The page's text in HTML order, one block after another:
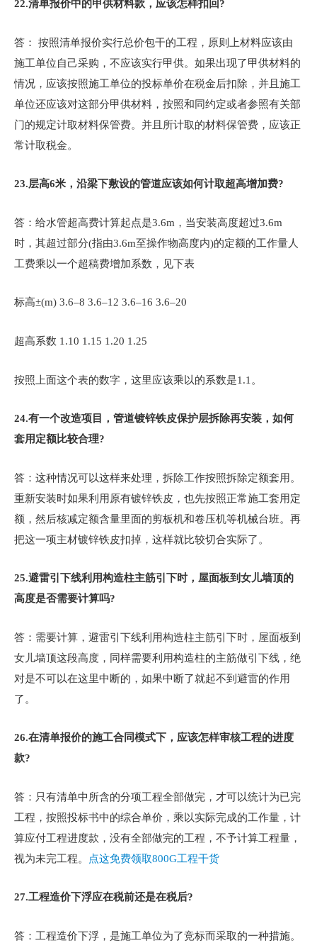
22.清单报价中的甲供材料款，应该怎样扣回?
答： 按照清单报价实行总价包干的工程，原则上材料应该由
施工单位自己采购，不应该实行甲供。如果出现了甲供材料的
情况，应该按照施工单位的投标单价在税金后扣除，并且施工
单位还应该对这部分甲供材料，按照和同约定或者参照有关部
门的规定计取材料保管费。并且所计取的材料保管费，应该正
常计取税金。
23.层高6米，沿梁下敷设的管道应该如何计取超高增加费?
答：给水管超高费计算起点是3.6m，当安装高度超过3.6m
时，其超过部分(指由3.6m至操作物高度内)的定额的工作量人
工费乘以一个超稿费增加系数，见下表
标高±(m) 3.6–8 3.6–12 3.6–16 3.6–20
超高系数 1.10 1.15 1.20 1.25
按照上面这个表的数字，这里应该乘以的系数是1.1。
24.有一个改造项目，管道镀锌铁皮保护层拆除再安装，如何
套用定额比较合理?
答：这种情况可以这样来处理，拆除工作按照拆除定额套用。
重新安装时如果利用原有镀锌铁皮，也先按照正常施工套用定
额，然后核减定额含量里面的剪板机和卷压机等机械台班。再
把这一项主材镀锌铁皮扣掉，这样就比较切合实际了。
25.避雷引下线利用构造柱主筋引下时，屋面板到女儿墙顶的
高度是否需要计算吗?
答：需要计算，避雷引下线利用构造柱主筋引下时，屋面板到
女儿墙顶这段高度，同样需要利用构造柱的主筋做引下线，绝
对是不可以在这里中断的，如果中断了就起不到避雷的作用
了。
26.在清单报价的施工合同模式下，应该怎样审核工程的进度
款?
答：只有清单中所含的分项工程全部做完，才可以统计为已完
工程，按照投标书中的综合单价，乘以实际完成的工作量，计
算应付工程进度款，没有全部做完的工程，不予计算工程量，
视为未完工程。
点这免费领取800G工程干货
27.工程造价下浮应在税前还是在税后?
答：工程造价下浮，是施工单位为了竞标而采取的一种措施。